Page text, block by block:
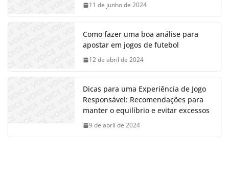
11 de junho de 2024
Como fazer uma boa análise para
apostar em jogos de futebol
12 de abril de 2024
Dicas para uma Experiência de Jogo
Responsável: Recomendações para
manter o equilíbrio e evitar excessos
9 de abril de 2024